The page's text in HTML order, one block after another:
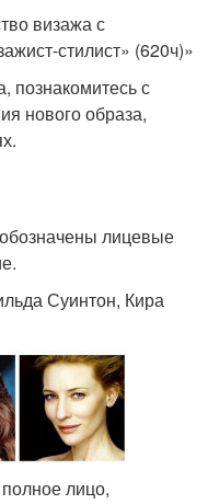
визажа с
стилист» (620ч)»
познакомитесь с
нового образа,
лицевые
Суинтон, Кира
лицо,